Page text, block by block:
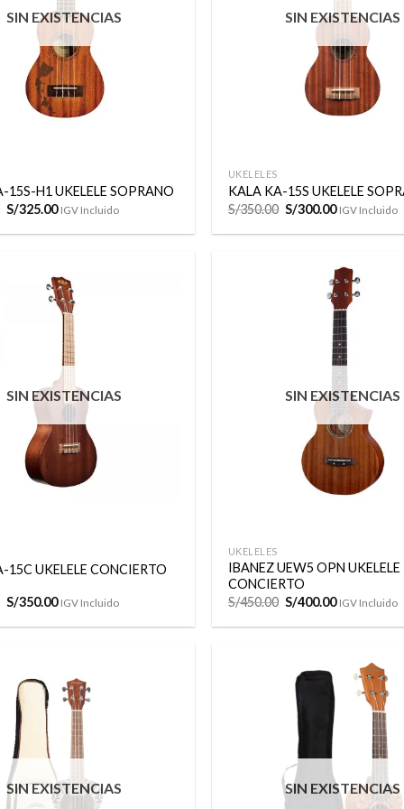
SIN EXISTENCIAS
15S-H1 UKELELE SOPRANO
El
original
S/325.00El
actual
IGV Incluido
SIN EXISTENCIAS
UKELELES
KALA KA-15S UKELELE
S/350.00 El
original
S/300.00El
actual
IGV Incluido
SIN EXISTENCIAS
15C UKELELE CONCIERTO
El
original
S/350.00El
actual
IGV Incluido
SIN EXISTENCIAS
UKELELES
IBANEZ UEW5 OPN UKELELE
CONCIERTO
S/450.00 El
original
S/400.00El
actual
IGV Incluido
SIN EXISTENCIAS SIN EXISTENCIAS